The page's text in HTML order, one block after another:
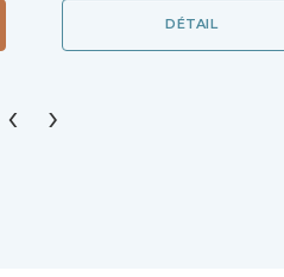
DÉTAIL
‹ ›